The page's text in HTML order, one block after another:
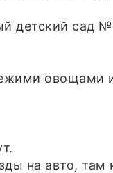
детский сад
овощами
на авто, там